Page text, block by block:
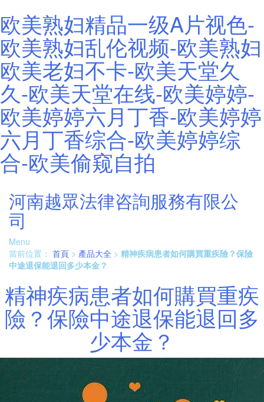
欧美熟妇精品一级A片视色-
欧美熟妇乱伦视频-欧美熟妇
欧美老妇不卡-欧美天堂久
久-欧美天堂在线-欧美婷婷-
欧美婷婷六月丁香-欧美婷婷
六月丁香综合-欧美婷婷综
合-欧美偷窥自拍
河南越眾法律咨詢服務有限公
司
Menu
當前位置： 首頁 > 產品大全 > 精神疾病患者如何購買重疾險？保險
中途退保能退回多少本金？
精神疾病患者如何購買重疾
險？保險中途退保能退回多
少本金？